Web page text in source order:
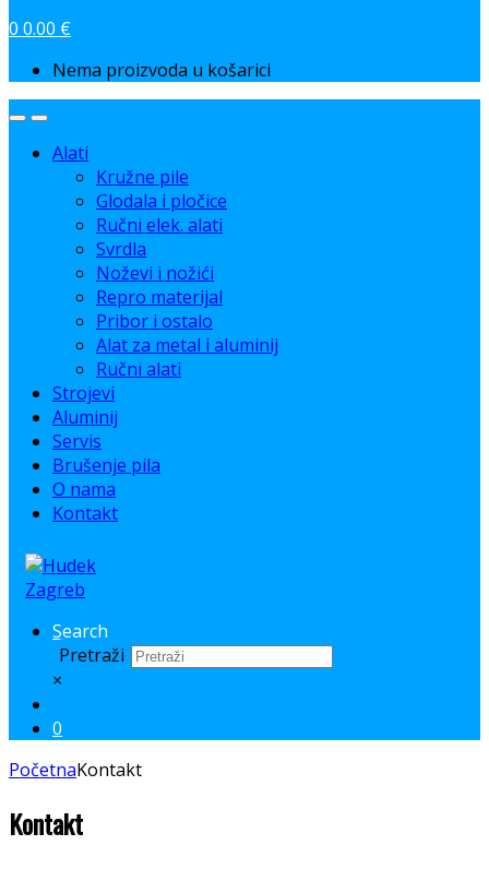
0 0.00 €
Nema proizvoda u košarici
Alati
Kružne pile
Glodala i pločice
Ručni elek. alati
Svrdla
Noževi i nožići
Repro materijal
Pribor i ostalo
Alat za metal i aluminij
Ručni alati
Strojevi
Aluminij
Servis
Brušenje pila
O nama
Kontakt
Search
Pretraži
×
0
PočetnaKontakt
Kontakt